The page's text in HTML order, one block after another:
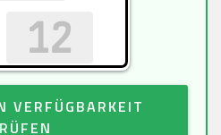
VERFÜGBARKEIT